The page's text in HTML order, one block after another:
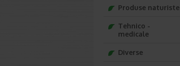
Produse naturiste
Tehnico -
medicale
Diverse